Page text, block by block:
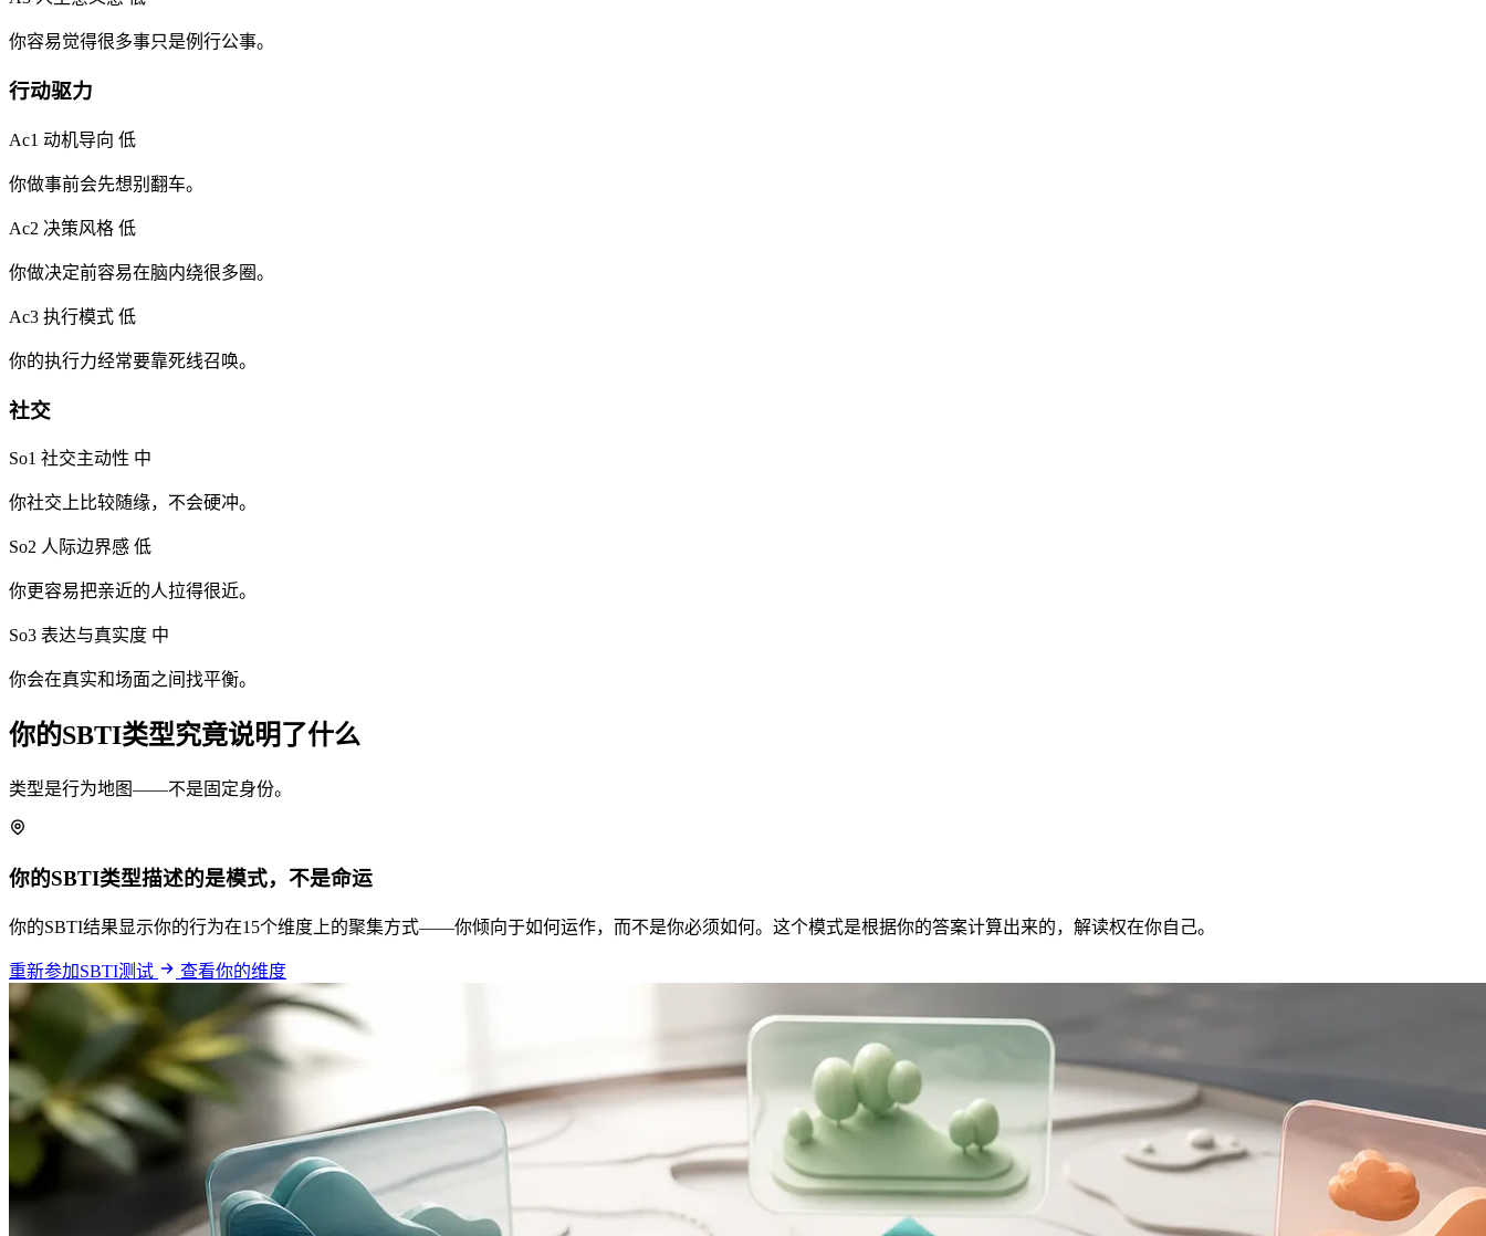
你容易觉得很多事只是例行公事。
行动驱力
Ac1 动机导向 低
你做事前会先想别翻车。
Ac2 决策风格 低
你做决定前容易在脑内绕很多圈。
Ac3 执行模式 低
你的执行力经常要靠死线召唤。
社交
So1 社交主动性 中
你社交上比较随缘，不会硬冲。
So2 人际边界感 低
你更容易把亲近的人拉得很近。
So3 表达与真实度 中
你会在真实和场面之间找平衡。
你的SBTI类型究竟说明了什么
类型是行为地图——不是固定身份。
你的SBTI类型描述的是模式，不是命运
你的SBTI结果显示你的行为在15个维度上的聚集方式——你倾向于如何运作，而不是你必须如何。这个模式是根据你的答案计算出来的，解读权在你自己。
重新参加SBTI测试 查看你的维度